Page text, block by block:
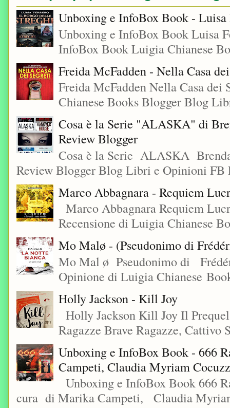
Unboxing e InfoBox Book -
Unboxing e InfoBox Book Luisa
InfoBox Book Luigia Chianese
Freida McFadden - Nella Casa
Freida McFadden Nella Casa
Chianese Books Blogger Blog
Cosa è la Serie "ALASKA" di
Review Blogger
Cosa è la Serie ALASKA
Review Blogger Blog Libri e Opinioni
Marco Abbagnara - Requiem
Marco Abbagnara Requiem
Recensione di Luigia Chianese
Mo Malø - (Pseudonimo di
Mo Mal ø Pseudonimo di
Opinione di Luigia Chianese
Holly Jackson - Kill Joy
Holly Jackson Kill Joy Il
Ragazze Brave Ragazze, Cattivo
Unboxing e InfoBox Book - 666
Campeti, Claudia Myriam
Unboxing e InfoBox Book 666
cura di Marika Campeti, Claudia